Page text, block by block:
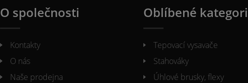
O společnosti
Kontakty
O nás
Naše prodejna
Oblíbené
Tepovací vysavače
Stahováky
Úhlové brusky, flexy